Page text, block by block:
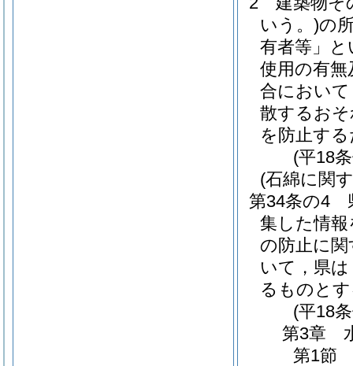
いう。)の
有者等」と
使用の有
合におい
散するお
を防止す
(平18
(石綿に関
第34条の4
集した情
の防止に
いて，県
るものと
(平18
第3章
第1節